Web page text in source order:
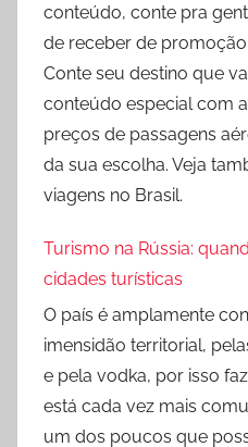
conteúdo, conte pra
de receber de
Conte seu destino que
conteúdo especial com
preços de passagens
da sua escolha. Veja
viagens no Brasil.
Turismo na Rússia:
cidades turísticas
O país é amplamente
imensidão territorial,
e pela vodka, por isso
está cada vez mais
um dos poucos que